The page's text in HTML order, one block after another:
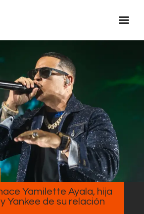
FM
La APP
Yamilette Ayala, hija
Yankee de su relación